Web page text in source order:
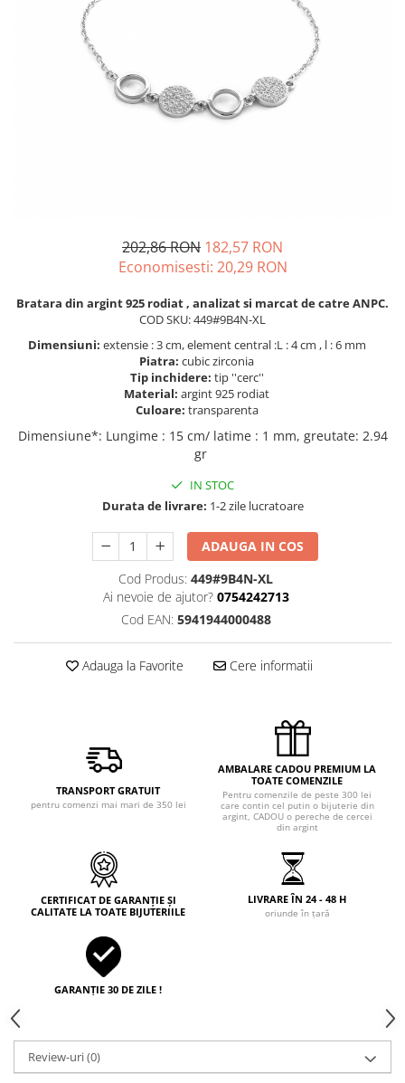
SETURI BIJUTERII
BRATARA TIP ROZARIU
LANTURI TIP ROZARIU
202,86 RON 182,57 RON
Economisesti: 20,29 RON
Bratara din argint 925 rodiat , analizat si marcat de catre ANPC.
COD SKU: 449#9B4N-XL
Dimensiuni: extensie : 3 cm, element central :L : 4 cm , l : 6 mm
Piatra: cubic zirconia
Tip inchidere: tip ''cerc''
Material: argint 925 rodiat
Culoare: transparenta
Dimensiune*: Lungime : 15 cm/ latime : 1 mm, greutate: 2.94
gr
IN STOC
Durata de livrare: 1-2 zile lucratoare
ADAUGA IN COS
Cod Produs: 449#9B4N-XL
Ai nevoie de ajutor? 0754242713
Cod EAN: 5941944000488
Adauga la Favorite Cere informatii
TRANSPORT GRATUIT
pentru comenzi mai mari de 350 lei
AMBALARE CADOU PREMIUM LA
TOATE COMENZILE
Pentru comenzile de peste 300 lei
care contin cel putin o bijuterie din
argint, CADOU o pereche de cercei
din argint
CERTIFICAT DE GARANȚIE ȘI
CALITATE LA TOATE BIJUTERIILE
LIVRARE ÎN 24 - 48 H
oriunde în țară
GARANȚIE 30 DE ZILE !
Review-uri(0)